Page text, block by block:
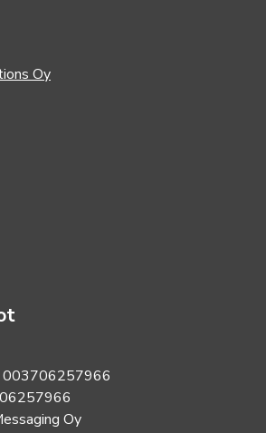
Oy
003706257966
Oy